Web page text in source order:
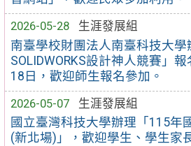
2026-05-28
生涯發展組
南臺學校財團法人南臺科技大學
SOLIDWORKS設計神人競賽」
18日，歡迎師生報名參加。
2026-05-07
生涯發展組
國立臺灣科技大學辦理「115年
(新北場)」，歡迎學生、學生家